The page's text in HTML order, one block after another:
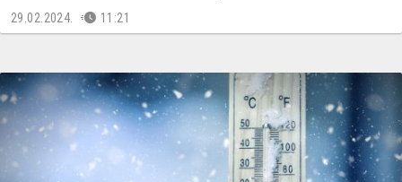
29.02.2024. 11:21